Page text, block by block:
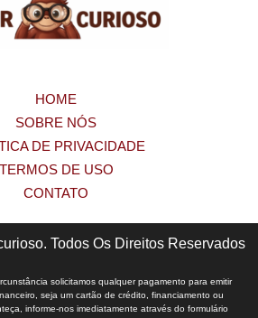
HOME
SOBRE NÓS
DE PRIVACIDADE
TERMOS DE USO
CONTATO
Todos Os Direitos Reservados
solicitamos qualquer pagamento para emitir
seja um cartão de crédito, financiamento ou
informe-nos imediatamente através do formulário